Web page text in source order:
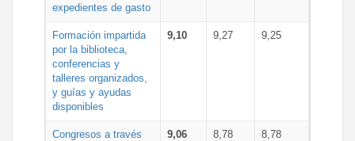
expedientes de gasto
Formación impartida
por la biblioteca,
conferencias y
talleres organizados,
y guías y ayudas
disponibles
9,10 9,27 9,25
Congresos a través
9,06 8,78 8,78